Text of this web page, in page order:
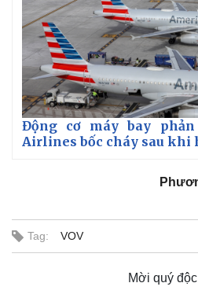
Động cơ máy bay
Airlines bốc cháy sau khi
Tag: VOV
Mời quý